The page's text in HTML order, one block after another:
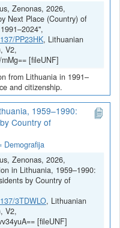
Zenonas, 2026,
Next Place (Country) of
PP23HK, Lithuanian
V2,
[fileUNF]
from Lithuania in 1991–
and citizenship.
1959–1990:
Country of
Demografija
Zenonas, 2026,
in Lithuania, 1959–1990:
by Country of
3TDWLO, Lithuanian
V2,
[fileUNF]